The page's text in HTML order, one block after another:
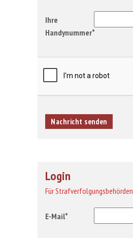
Ihre
Handynummer*
Login
Für Strafverfolgungsbehörden
E-Mail*